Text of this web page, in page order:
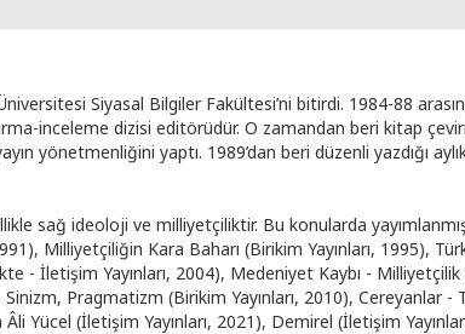
Siyasal Bilgiler Fakültesi’ni bitirdi. 1984-88
inceleme dizisi editörüdür. O zamandan beri kitap
yönetmenliğini yaptı. 1989’dan beri düzenli yazdığı
sağ ideoloji ve milliyetçiliktir. Bu konularda
Milliyetçiliğin Kara Baharı (Birikim Yayınları, 1995),
- İletişim Yayınları, 2004), Medeniyet Kaybı - Milliyetçilik
Pragmatizm (Birikim Yayınları, 2010), Cereyanlar -
Yücel (İletişim Yayınları, 2021), Demirel (İletişim